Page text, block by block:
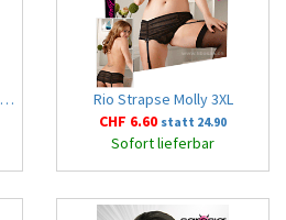
Strapsgürtel aus Spitze mit Perlen 3XL schwarz
Rio Strapse Molly 3XL
CHF 6.60 statt 24.90
Sofort lieferbar